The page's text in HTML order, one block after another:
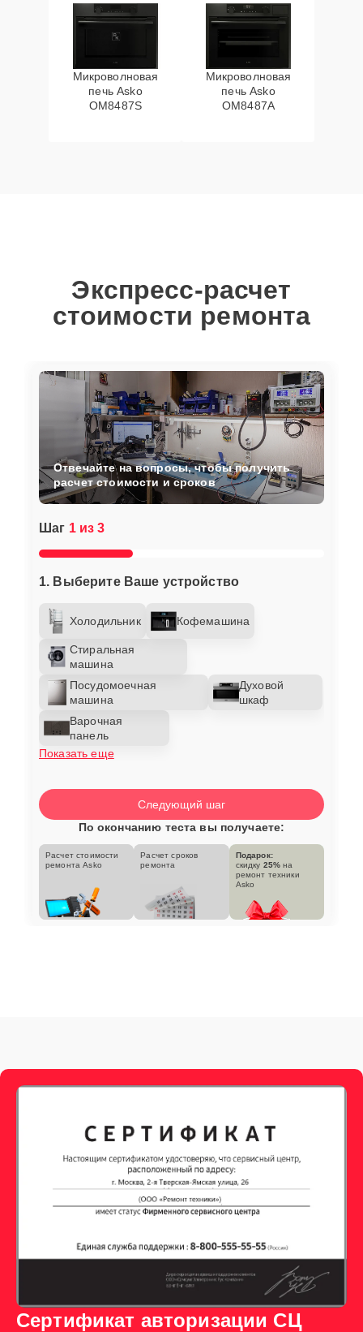
Микроволновая
печь Asko
OM8487S
Микроволновая
печь Asko
OM8487A
Экспресс-расчет
стоимости ремонта
Шаг 1 из 3
1. Выберите Ваше устройство
Холодильник Кофемашина
Стиральная
машина
Посудомоечная
машина
Духовой
шкаф
Варочная
панель
Показать еще
Отвечайте на вопросы, чтобы получить
расчет стоимости и сроков
Следующий шаг
По окончанию теста вы получаете:
Расчет стоимости
ремонта Asko
Расчет сроков
ремонта
Подарок:
скидку 25% на
ремонт техники
Asko
Сертификат авторизации СЦ